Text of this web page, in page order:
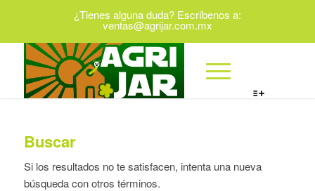
¿Tienes alguna duda? Escríbenos a:
ventas@agrijar.com.mx
Buscar
Si los resultados no te satisfacen, intenta una nueva
búsqueda con otros términos.